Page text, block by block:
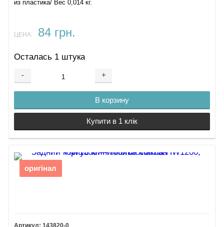
из пластика/ Вес 0,014 кг.
ЦЕНА: 84 грн.
Осталась 1 штука
- +
В корзину
Купити в 1 клік
оригінал
143820-0